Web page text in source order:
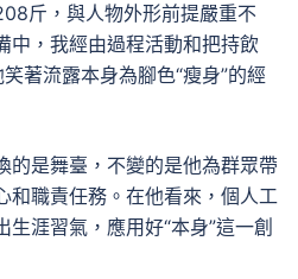
斤，與人物外形前提嚴重不
中，我經由過程活動和把持飲
著流露本身為腳色“瘦身”的經
的是舞臺，不變的是他為群眾帶
和職責任務。在他看來，個人工
涯習氣，應用好“本身”這一創